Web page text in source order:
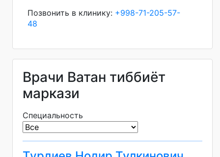
Позвонить в клинику: +998-71-205-57-
48
Врачи Ватан тиббиёт
маркази
Специальность